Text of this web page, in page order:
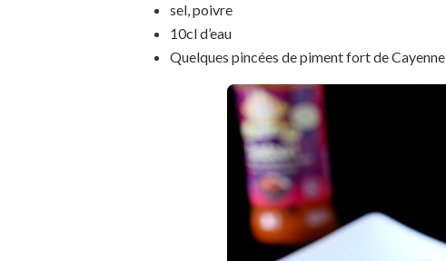
sel, poivre
10cl d’eau
Quelques pincées de piment fort de Cayenne